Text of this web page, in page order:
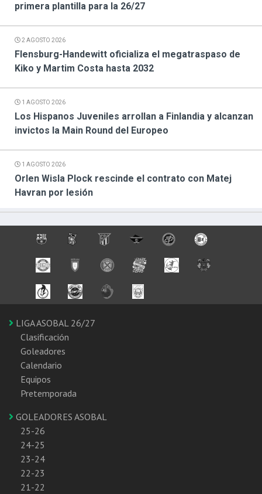
primera plantilla para la 26/27
2 AGOSTO 2026
Flensburg-Handewitt oficializa el megatraspaso de
Kiko y Martim Costa hasta 2032
1 AGOSTO 2026
Los Hispanos Juveniles arrollan a Finlandia y alcanzan
invictos la Main Round del Europeo
1 AGOSTO 2026
Orlen Wisla Plock rescinde el contrato con Matej
Havran por lesión
LIGA ASOBAL 26/27
Clasificación
Goleadores
Calendario
Equipos
Pretemporada
GOLEADORES ASOBAL
25-26
24-25
23-24
22-23
21-22